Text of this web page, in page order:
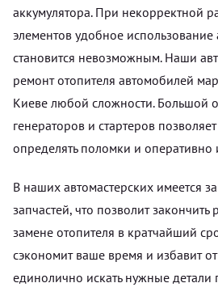
аккумулятора. При некорректной
элементов удобное
становится невозможным. Наши
ремонт отопителя автомобилей
Киеве любой сложности. Большой
генераторов и стартеров
определять поломки и оперативно
В наших автомастерских имеется
запчастей, что позволит
замене отопителя в кратчайший
сэкономит ваше время и избавит
единолично искать нужные детали